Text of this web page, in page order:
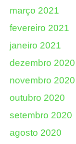
março 2021
fevereiro 2021
janeiro 2021
dezembro 2020
novembro 2020
outubro 2020
setembro 2020
agosto 2020